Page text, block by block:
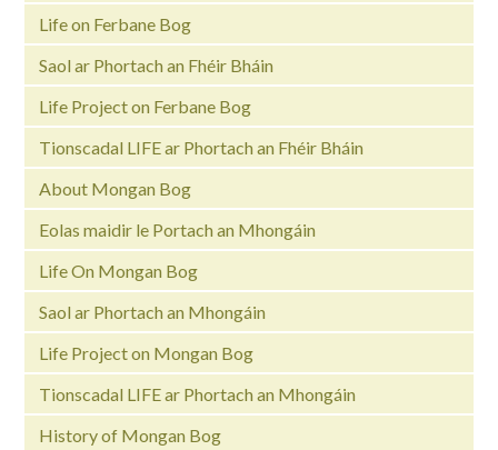
Life on Ferbane Bog
Saol ar Phortach an Fhéir Bháin
Life Project on Ferbane Bog
Tionscadal LIFE ar Phortach an Fhéir Bháin
About Mongan Bog
Eolas maidir le Portach an Mhongáin
Life On Mongan Bog
Saol ar Phortach an Mhongáin
Life Project on Mongan Bog
Tionscadal LIFE ar Phortach an Mhongáin
History of Mongan Bog